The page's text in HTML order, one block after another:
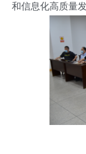
和信息化高质量